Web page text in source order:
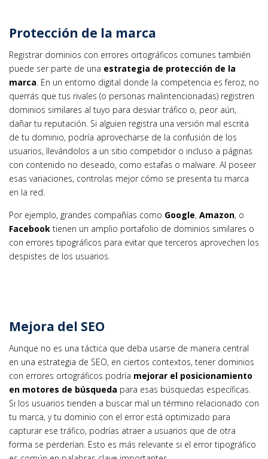
Protección de la marca
Registrar dominios con errores ortográficos comunes también
puede ser parte de una estrategia de protección de la
marca. En un entorno digital donde la competencia es feroz, no
querrás que tus rivales (o personas malintencionadas) registren
dominios similares al tuyo para desviar tráfico o, peor aún,
dañar tu reputación. Si alguien registra una versión mal escrita
de tu dominio, podría aprovecharse de la confusión de los
usuarios, llevándolos a un sitio competidor o incluso a páginas
con contenido no deseado, como estafas o malware. Al poseer
esas variaciones, controlas mejor cómo se presenta tu marca
en la red.
Por ejemplo, grandes compañías como Google, Amazon, o
Facebook tienen un amplio portafolio de dominios similares o
con errores tipográficos para evitar que terceros aprovechen los
despistes de los usuarios.
Mejora del SEO
Aunque no es una táctica que deba usarse de manera central
en una estrategia de SEO, en ciertos contextos, tener dominios
con errores ortográficos podría mejorar el posicionamiento
en motores de búsqueda para esas búsquedas específicas.
Si los usuarios tienden a buscar mal un término relacionado con
tu marca, y tu dominio con el error está optimizado para
capturar ese tráfico, podrías atraer a usuarios que de otra
forma se perderían. Esto es más relevante si el error tipográfico